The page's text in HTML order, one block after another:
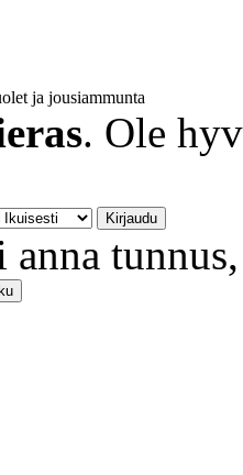
ja jousiammunta
. Ole